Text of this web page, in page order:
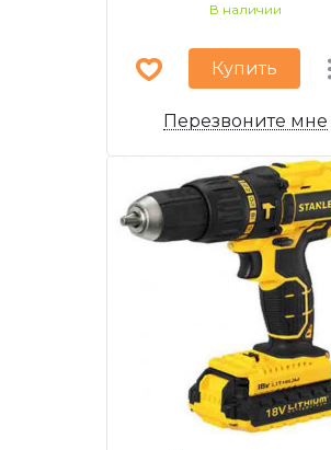
В наличии
Купить
Перезвоните мне